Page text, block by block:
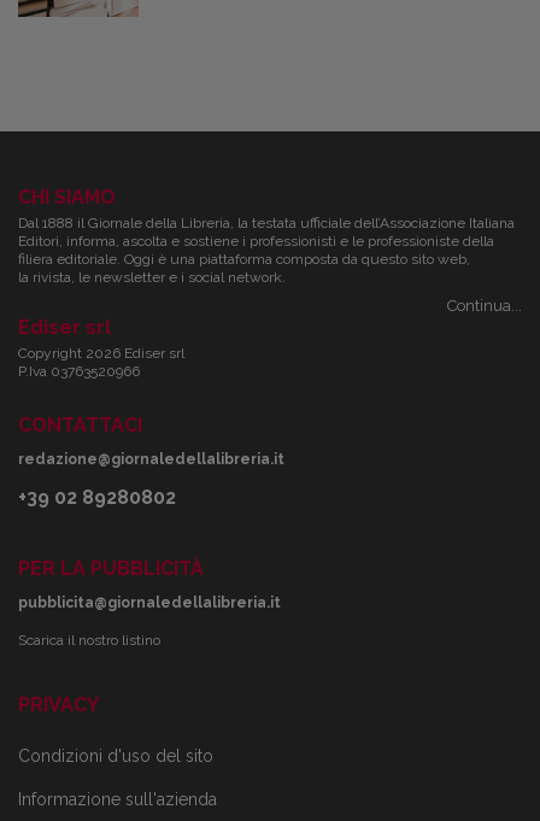
CHI SIAMO
Dal 1888 il Giornale della Libreria, la testata ufficiale dell’Associazione Italiana
Editori, informa, ascolta e sostiene i professionisti e le professioniste della
filiera editoriale. Oggi è una piattaforma composta da questo sito web,
la rivista, le newsletter e i social network.
Continua...
Ediser srl
Copyright 2026 Ediser srl
P.Iva 03763520966
CONTATTACI
redazione@giornaledellalibreria.it
+39 02 89280802
PER LA PUBBLICITÀ
pubblicita@giornaledellalibreria.it
Scarica il nostro listino
PRIVACY
Condizioni d'uso del sito
Informazione sull'azienda